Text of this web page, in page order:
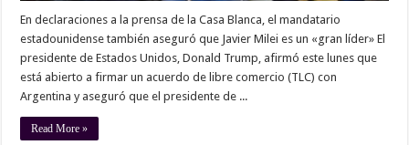
En declaraciones a la prensa de la Casa Blanca, el mandatario
estadounidense también aseguró que Javier Milei es un «gran líder» El
presidente de Estados Unidos, Donald Trump, afirmó este lunes que
está abierto a firmar un acuerdo de libre comercio (TLC) con
Argentina y aseguró que el presidente de ...
Read More »